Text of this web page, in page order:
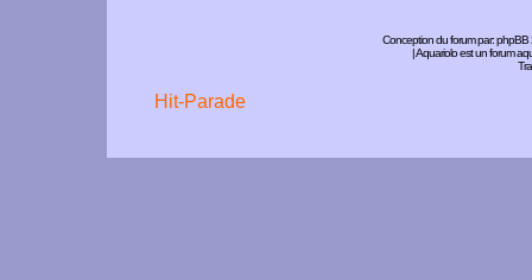
Conception du forum par:phpBB
| Aquariolo est un forum